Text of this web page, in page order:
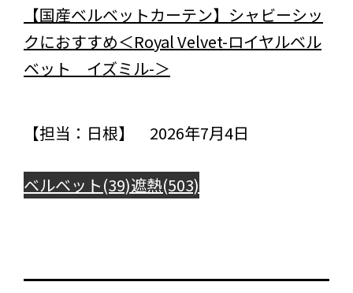
【国産ベルベットカーテン】シャビーシッ
クにおすすめ＜Royal Velvet-ロイヤルベル
ベット イズミル-＞
【担当：日根】 2026年7月4日
ベルベット(39)遮熱(503)